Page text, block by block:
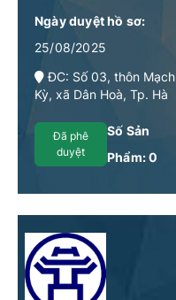
Ngày duyệt hồ sơ:
25/08/2025
ĐC: Số 03, thôn Mạch
Kỳ, xã Dân Hoà, Tp. Hà
Đã phê
duyệt
Số Sản
Phẩm:0